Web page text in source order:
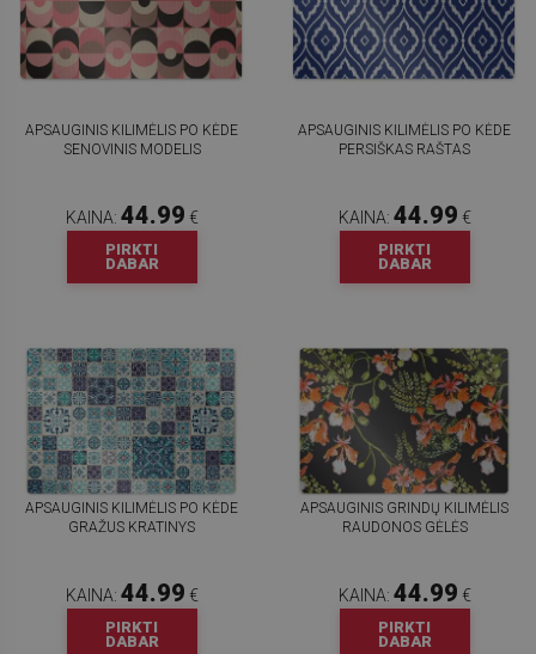
APSAUGINIS KILIMĖLIS PO KĖDE
SENOVINIS MODELIS
KAINA: 44.99 €
PIRKTI
DABAR
APSAUGINIS KILIMĖLIS PO KĖDE
PERSIŠKAS RAŠTAS
KAINA: 44.99 €
PIRKTI
DABAR
APSAUGINIS KILIMĖLIS PO KĖDE
GRAŽUS KRATINYS
KAINA: 44.99 €
PIRKTI
DABAR
APSAUGINIS GRINDŲ KILIMĖLIS
RAUDONOS GĖLĖS
KAINA: 44.99 €
PIRKTI
DABAR